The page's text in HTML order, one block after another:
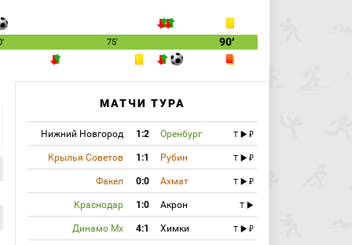
Скидка в центр штрафной от Воробьёва. Защита
"Зенита" надёжно действует!
09:57 Дуглас Сантос(Зенит) вводит мяч с
Подача Дугласа не нашла адресата на дальней штанге.
Митрюшкина.
13:37 Подача Сильянова с левого фланга в центр
штрафной. Защитник мяч отразил.
Угловой: Мостовой Андрей
мяч с левого угла поля.
Удар по воротам: Эракович Страхиня
(Зенит)
бьёт головой из штрафной в створ ворот. Мяч пойман
Подача в штрафную от Мостового с левого фланга.
75′ 90′
МАТЧИ ТУРА
Нижний Новгород 1:2 Оренбург T
Крылья Советов 1:1 Рубин T
Факел 0:0 Ахмат T
Краснодар 1:0 Акрон T
Динамо Мх 4:1 Химки T